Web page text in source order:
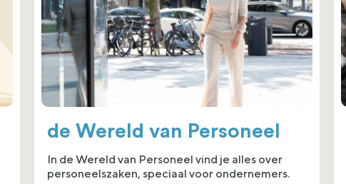
de Wereld van Personeel
In de Wereld van Personeel vind je alles over
personeelszaken, speciaal voor ondernemers.